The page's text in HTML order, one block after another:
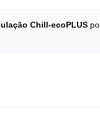
Chill-ecoPLUS